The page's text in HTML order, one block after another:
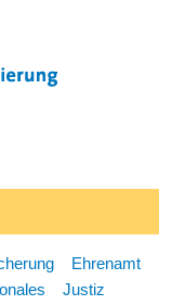
Ehrenamt
Justiz